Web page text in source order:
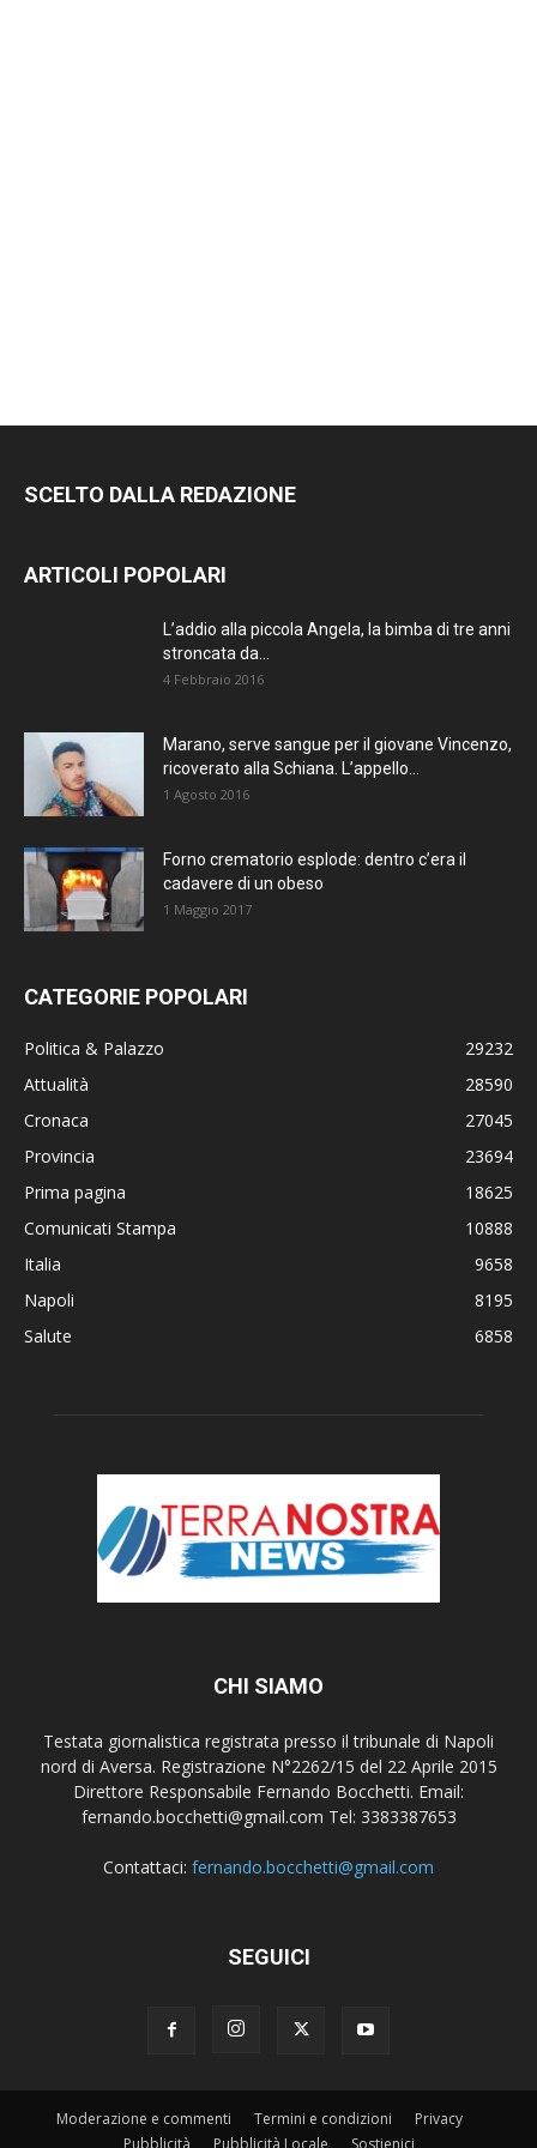
SCELTO DALLA REDAZIONE
ARTICOLI POPOLARI
L’addio alla piccola Angela, la bimba di tre anni
stroncata da...
4 Febbraio 2016
Marano, serve sangue per il giovane Vincenzo,
ricoverato alla Schiana. L’appello...
1 Agosto 2016
Forno crematorio esplode: dentro c’era il
cadavere di un obeso
1 Maggio 2017
CATEGORIE POPOLARI
Politica & Palazzo
29232
Attualità
28590
Cronaca
27045
Provincia
23694
Prima pagina
18625
Comunicati Stampa
10888
Italia
9658
Napoli
8195
Salute
6858
CHI SIAMO
Testata giornalistica registrata presso il tribunale di Napoli
nord di Aversa. Registrazione N°2262/15 del 22 Aprile 2015
Direttore Responsabile Fernando Bocchetti. Email:
fernando.bocchetti@gmail.com Tel: 3383387653
Contattaci: fernando.bocchetti@gmail.com
SEGUICI
Moderazione e commenti Termini e condizioni
Privacy
Pubblicità
Pubblicità Locale Sostienici
RIMANI
AGGIORNATO.
METTI UN
MI PIACE!
DIVENTA FAN DI
TERRANOSTRA NEWS
SU FACEBOOK